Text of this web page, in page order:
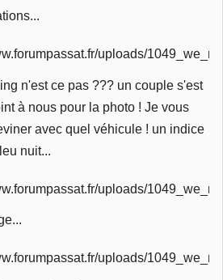
n'est ce pas ??? un couple s'est
à nous pour la photo ! Je vous
avec quel véhicule ! un indice
nuit...